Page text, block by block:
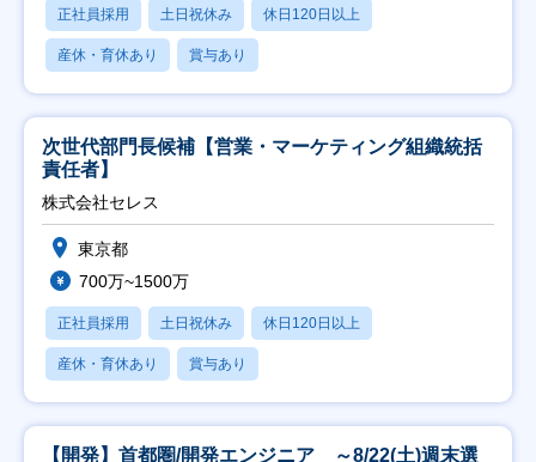
正社員採用 土日祝休み 休日120日以上
産休・育休あり 賞与あり
次世代部門長候補【営業・マーケティング組織統括
責任者】
株式会社セレス
東京都
700万~1500万
正社員採用 土日祝休み 休日120日以上
産休・育休あり 賞与あり
【開発】首都圏/開発エンジニア ～8/22(土)週末選